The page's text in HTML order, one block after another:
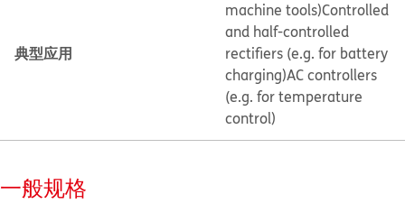
典型应用
machine tools)Controlled
and half-controlled
rectifiers (e.g. for battery
charging)AC controllers
(e.g. for temperature
control)
一般规格